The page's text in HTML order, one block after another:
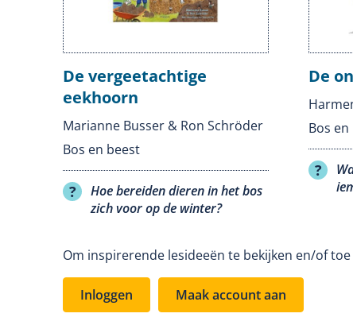
De vergeetachtige
eekhoorn
Marianne Busser & Ron Schröder
Bos en beest
Hoe bereiden dieren in het bos
zich voor op de winter?
De
Bos
Om inspirerende lesideeën te bekijken en/of
Inloggen Maak account aan